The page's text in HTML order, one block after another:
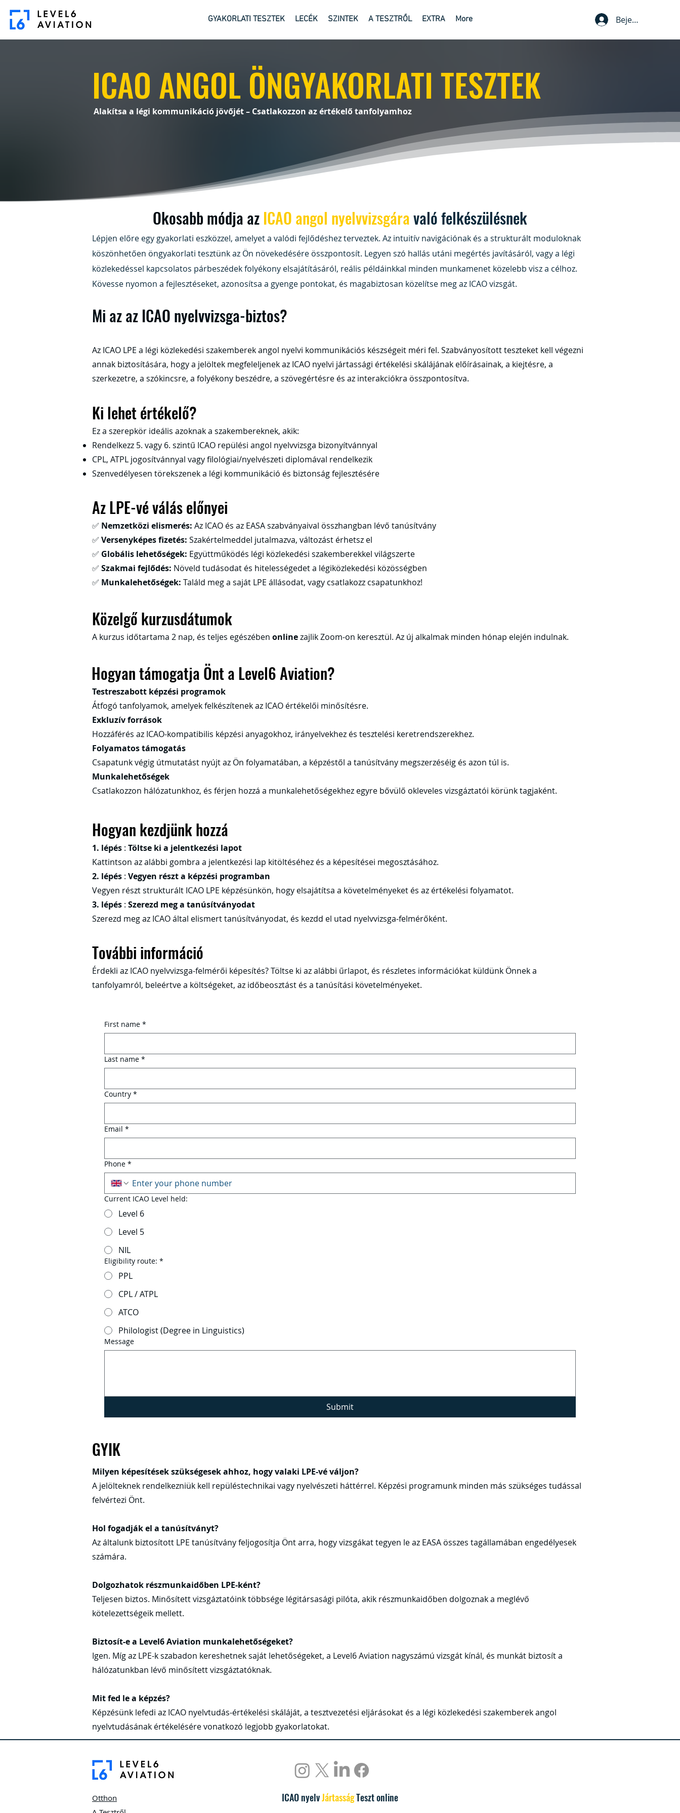
Γ
GYAKORLATI TESZTEK LECÉK SZINTEK A TESZTRŐL EXTRA More Bejelentkezés
ICAO ANGOL ÖNGYAKORLATI TESZTEK
Alakítsa a légi kommunikáció jövőjét – Csatlakozzon az értékelő tanfolyamhoz
Okosabb módja az ICAO angol nyelvvizsgáravaló felkészülésnek
Lépjen előre egy gyakorlati eszközzel, amelyet a valódi fejlődéshez terveztek. Az intuitív navigációnak és a strukturált moduloknak
köszönhetően öngyakorlati tesztünk az Ön növekedésére összpontosít. Legyen szó hallás utáni megértés javításáról, vagy a légi
közlekedéssel kapcsolatos párbeszédek folyékony elsajátításáról, reális példáinkkal minden munkamenet közelebb visz a célhoz.
Kövesse nyomon a fejlesztéseket, azonosítsa a gyenge pontokat, és magabiztosan közelítse meg az ICAO vizsgát.
Mi az az ICAO nyelvvizsga-biztos?
Az ICAO LPE a légi közlekedési szakemberek angol nyelvi kommunikációs készségeit méri fel. Szabványosított teszteket kell végezni
annak biztosítására, hogy a jelöltek megfeleljenek az ICAO nyelvi jártassági értékelési skálájának előírásainak, a kiejtésre, a
szerkezetre, a szókincsre, a folyékony beszédre, a szövegértésre és az interakciókra összpontosítva.
Ki lehet értékelő?
Ez a szerepkör ideális azoknak a szakembereknek, akik:
Rendelkezz 5. vagy 6. szintű ICAO repülési angol nyelvvizsga bizonyítvánnyal
CPL, ATPL jogosítvánnyal vagy filológiai/nyelvészeti diplomával rendelkezik
Szenvedélyesen törekszenek a légi kommunikáció és biztonság fejlesztésére
Az LPE-vé válás előnyei
✅ Nemzetközi elismerés: Az ICAO és az EASA szabványaival összhangban lévő tanúsítvány
✅ Versenyképes fizetés: Szakértelmeddel jutalmazva, változást érhetsz el
✅ Globális lehetőségek: Együttműködés légi közlekedési szakemberekkel világszerte
✅ Szakmai fejlődés: Növeld tudásodat és hitelességedet a légiközlekedési közösségben
✅ Munkalehetőségek: Találd meg a saját LPE állásodat, vagy csatlakozz csapatunkhoz!
Közelgő kurzusdátumok
A kurzus időtartama 2 nap, és teljes egészében onlinezajlik Zoom-on keresztül. Az új alkalmak minden hónap elején indulnak.
Hogyan támogatja Önt a Level6 Aviation?
Testreszabott képzési programok
Átfogó tanfolyamok, amelyek felkészítenek az ICAO értékelői minősítésre.
Exkluzív források
Hozzáférés az ICAO-kompatibilis képzési anyagokhoz, irányelvekhez és tesztelési keretrendszerekhez.
Folyamatos támogatás
Csapatunk végig útmutatást nyújt az Ön folyamatában, a képzéstől a tanúsítvány megszerzéséig és azon túl is.
Munkalehetőségek
Csatlakozzon hálózatunkhoz, és férjen hozzá a munkalehetőségekhez egyre bővülő okleveles vizsgáztatói körünk tagjaként.
Hogyan kezdjünk hozzá
1. lépés : Töltse ki a jelentkezési lapot
Kattintson az alábbi gombra a jelentkezési lap kitöltéséhez és a képesítései megosztásához.
2. lépés : Vegyen részt a képzési programban
Vegyen részt strukturált ICAO LPE képzésünkön, hogy elsajátítsa a követelményeket és az értékelési folyamatot.
3. lépés : Szerezd meg a tanúsítványodat
Szerezd meg az ICAO által elismert tanúsítványodat, és kezdd el utad nyelvvizsga-felmérőként.
További információ
Érdekli az ICAO nyelvvizsga-felmérői képesítés? Töltse ki az alábbi űrlapot, és részletes információkat küldünk Önnek a
tanfolyamról, beleértve a költségeket, az időbeosztást és a tanúsítási követelményeket.
First name *
Last name *
Country *
Email *
Phone *
Current ICAO Level held:
Level 6
Level 5
NIL
Eligibility route: *
PPL
CPL / ATPL
ATCO
Philologist (Degree in Linguistics)
Message
Submit
GYIK
Milyen képesítések szükségesek ahhoz, hogy valaki LPE-vé váljon?
A jelölteknek rendelkezniük kell repüléstechnikai vagy nyelvészeti háttérrel. Képzési programunk minden más szükséges tudással
felvértezi Önt.
Hol fogadják el a tanúsítványt?
Az általunk biztosított LPE tanúsítvány feljogosítja Önt arra, hogy vizsgákat tegyen le az EASA összes tagállamában engedélyesek
számára.
Dolgozhatok részmunkaidőben LPE-ként?
Teljesen biztos. Minősített vizsgáztatóink többsége légitársasági pilóta, akik részmunkaidőben dolgoznak a meglévő
kötelezettségeik mellett.
Biztosít-e a Level6 Aviation munkalehetőségeket?
Igen. Míg az LPE-k szabadon kereshetnek saját lehetőségeket, a Level6 Aviation nagyszámú vizsgát kínál, és munkát biztosít a
hálózatunkban lévő minősített vizsgáztatóknak.
Mit fed le a képzés?
Képzésünk lefedi az ICAO nyelvtudás-értékelési skáláját, a tesztvezetési eljárásokat és a légi közlekedési szakemberek angol
nyelvtudásának értékelésére vonatkozó legjobb gyakorlatokat.
ICAO nyelvJártasságTeszt online
Otthon